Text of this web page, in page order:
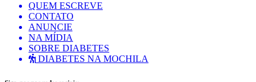
QUEM ESCREVE
CONTATO
ANUNCIE
NA MÍDIA
SOBRE DIABETES
DIABETES NA MOCHILA